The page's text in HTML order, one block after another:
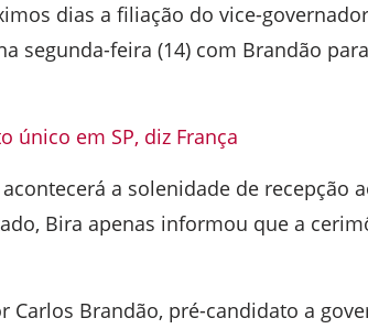
dias a filiação do vice-
segunda-feira (14) com Brandão
único em SP, diz França
a solenidade de recepção
Bira apenas informou que a
Carlos Brandão, pré-candidato a